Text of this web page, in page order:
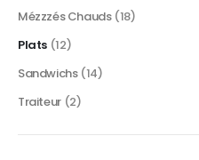
Mézzzés Chauds (18)
Plats (12)
Sandwichs (14)
Traiteur (2)